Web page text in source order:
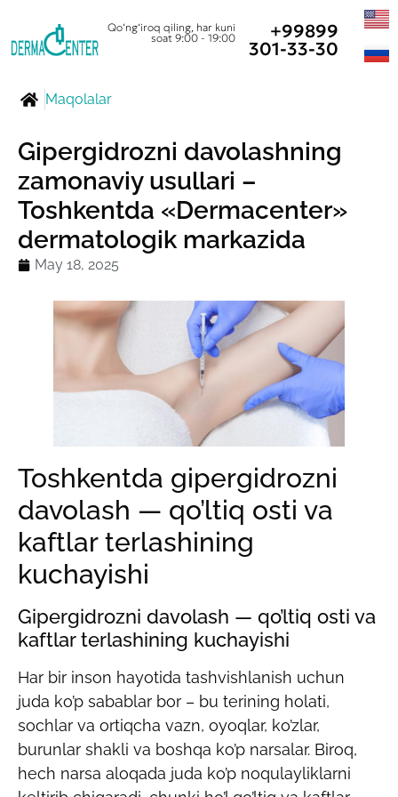
Qo‘ng‘iroq qiling, har kuni
soat 9:00 - 19:00
+99899
301-33-30
Maqolalar
Gipergidrozni davolashning
zamonaviy usullari –
Toshkentda «Dermacenter»
dermatologik markazida
May 18, 2025
Toshkentda gipergidrozni
davolash — qo’ltiq osti va
kaftlar terlashining
kuchayishi
Gipergidrozni davolash — qo’ltiq osti va
kaftlar terlashining kuchayishi
Har bir inson hayotida tashvishlanish uchun
juda ko’p sabablar bor – bu terining holati,
sochlar va ortiqcha vazn, oyoqlar, ko’zlar,
burunlar shakli va boshqa ko’p narsalar. Biroq,
hech narsa aloqada juda ko’p noqulayliklarni